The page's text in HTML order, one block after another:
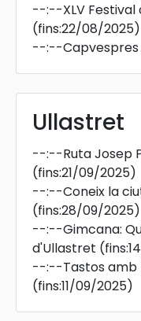
--:--XLV
(fins:22/08/2025)
--:--Capvespres
Ullastret
--:--Ruta Josep
(fins:21/09/2025)
--:--Coneix la
(fins:28/09/2025)
--:--Gimcana:
d'Ullastret
--:--Tastos amb
(fins:11/09/2025)